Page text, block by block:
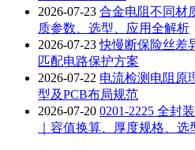
2026-07-23 合金电阻不同材
质参数、选型、应用全解析
2026-07-23 快慢断保险丝差
匹配电路保护方案
2026-07-22 电流检测电阻原
型及PCB布局规范
2026-07-20 0201-2225 全封
｜容值换算、厚度规格、选